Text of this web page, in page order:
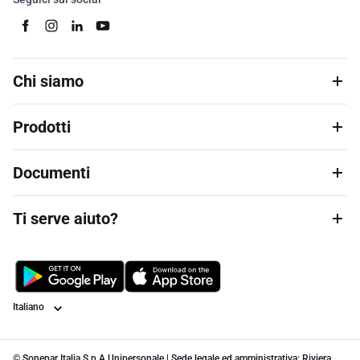
Chi siamo
Prodotti
Documenti
Ti serve aiuto?
Lingua